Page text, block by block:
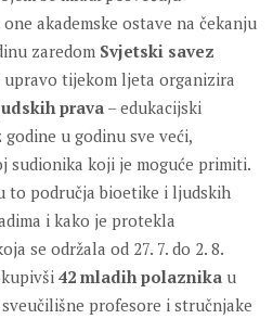
akademske ostave na čekanju
zaredom Svjetski savez
upravo tijekom ljeta organizira
prava – edukacijski
u godinu sve veći,
sudionika koji je moguće primiti.
to područja bioetike i ljudskih
i kako je protekla
se održala od 27. 7. do 2. 8.
42 mladih polaznika u
profesore i stručnjake